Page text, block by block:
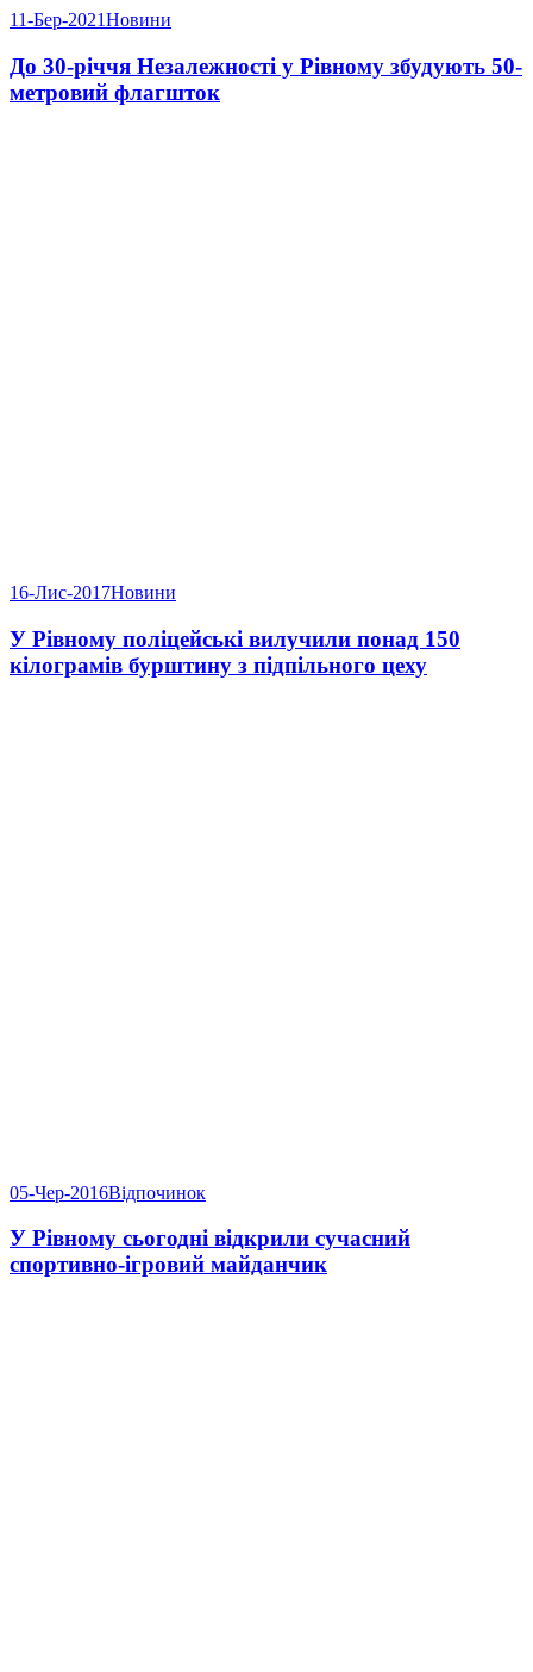
11-Бер-2021Новини
До 30-річчя Незалежності у Рівному збудують 50-
метровий флагшток
16-Лис-2017Новини
У Рівному поліцейські вилучили понад 150
кілограмів бурштину з підпільного цеху
05-Чер-2016Відпочинок
У Рівному сьогодні відкрили сучасний
спортивно-ігровий майданчик